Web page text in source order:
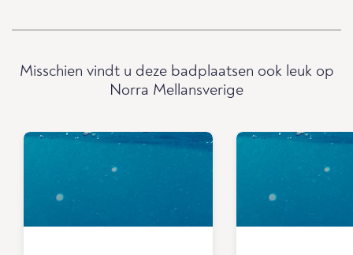
Misschien vindt u deze badplaatsen ook leuk op
Norra Mellansverige